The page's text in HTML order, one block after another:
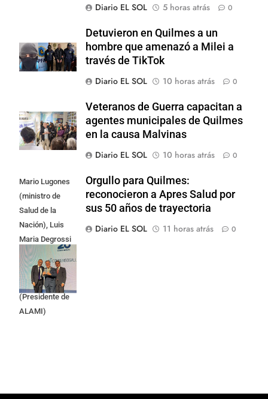
Diario EL SOL
5 horas atrás 0
Detuvieron en Quilmes a un
hombre que amenazó a Milei a
través de TikTok
Diario EL SOL
10 horas atrás 0
Veteranos de Guerra capacitan a
agentes municipales de Quilmes
en la causa Malvinas
Diario EL SOL
10 horas atrás 0
Mario Lugones
(ministro de
Salud de la
Nación), Luis
Maria Degrossi
(Presidente de
Apres Salud) y
Cristian Mazza
(Presidente de
ALAMI)
Orgullo para Quilmes:
reconocieron a Apres Salud por
sus 50 años de trayectoria
Diario EL SOL
11 horas atrás 0